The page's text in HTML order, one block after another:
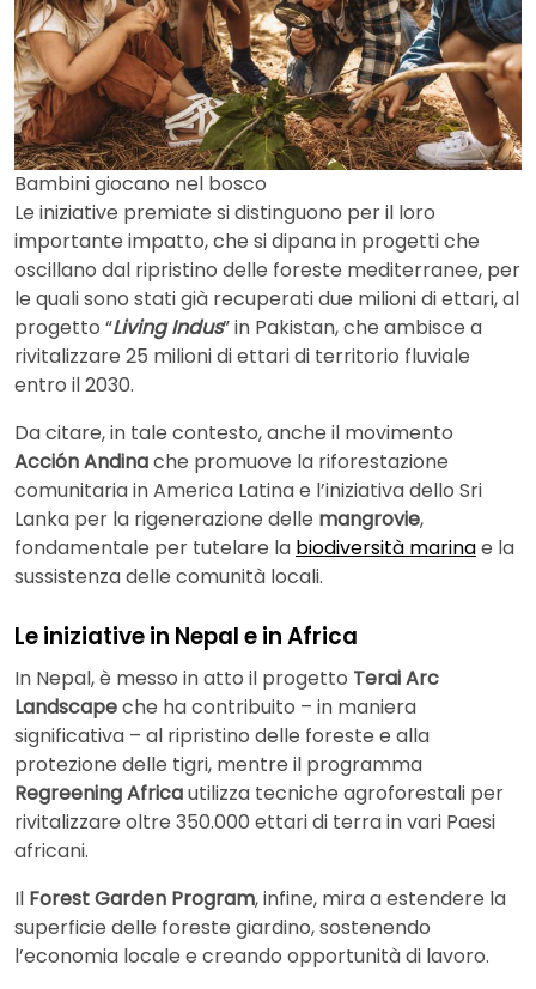
Bambini giocano nel bosco
Le iniziative premiate si distinguono per il loro
importante impatto, che si dipana in progetti che
oscillano dal ripristino delle foreste mediterranee, per
le quali sono stati già recuperati due milioni di ettari, al
progetto “Living Indus” in Pakistan, che ambisce a
rivitalizzare 25 milioni di ettari di territorio fluviale
entro il 2030.
Da citare, in tale contesto, anche il movimento
Acción Andinache promuove la riforestazione
comunitaria in America Latina e l’iniziativa dello Sri
Lanka per la rigenerazione delle mangrovie,
fondamentale per tutelare la biodiversità marinae la
sussistenza delle comunità locali.
Le iniziative in Nepal e in Africa
In Nepal, è messo in atto il progetto Terai Arc
Landscapeche ha contribuito – in maniera
significativa – al ripristino delle foreste e alla
protezione delle tigri, mentre il programma
Regreening Africautilizza tecniche agroforestali per
rivitalizzare oltre 350.000 ettari di terra in vari Paesi
africani.
Il Forest Garden Program, infine, mira a estendere la
superficie delle foreste giardino, sostenendo
l’economia locale e creando opportunità di lavoro.